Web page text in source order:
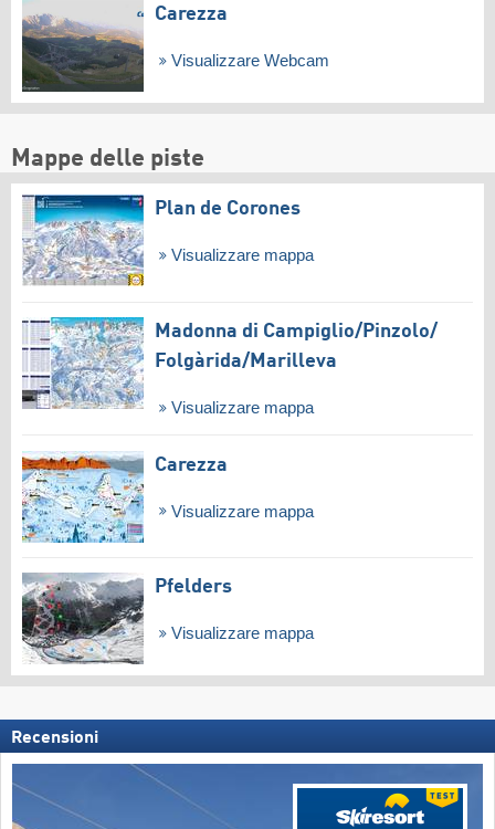
Carezza
Visualizzare Webcam
Mappe delle piste
Plan de Corones
Visualizzare mappa
Madonna di Campiglio/​Pinzolo/​
Folgàrida/​Marilleva
Visualizzare mappa
Carezza
Visualizzare mappa
Pfelders
Visualizzare mappa
Recensioni